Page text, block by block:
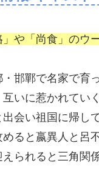
」や「尚食」の
・邯鄲で名家で育
互いに惹かれてい
出会い祖国に帰し
めると嬴異人と呂
えられると三角関